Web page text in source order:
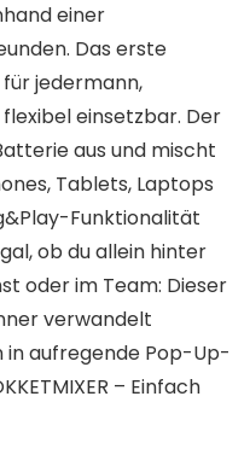
einer
Das erste
jedermann,
einsetzbar. Der
aus und mischt
Tablets, Laptops
Funktionalität
ob du allein hinter
oder im Team: Dieser
verwandelt
in aufregende Pop-Up-
– Einfach